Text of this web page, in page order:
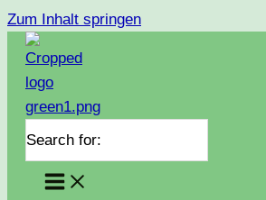
Zum Inhalt springen
Search for: